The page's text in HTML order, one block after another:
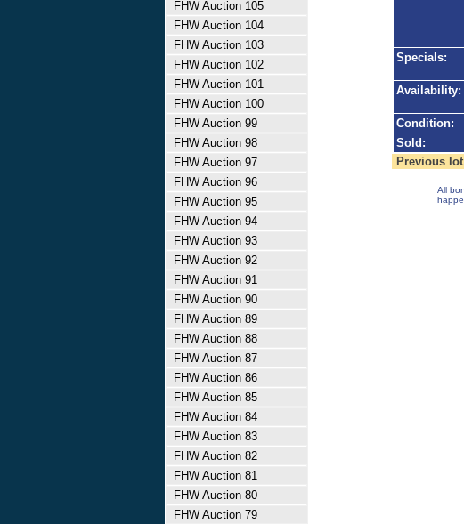
FHW Auction 105
FHW Auction 104
FHW Auction 103
FHW Auction 102
FHW Auction 101
FHW Auction 100
FHW Auction 99
FHW Auction 98
FHW Auction 97
FHW Auction 96
FHW Auction 95
FHW Auction 94
FHW Auction 93
FHW Auction 92
FHW Auction 91
FHW Auction 90
FHW Auction 89
FHW Auction 88
FHW Auction 87
FHW Auction 86
FHW Auction 85
FHW Auction 84
FHW Auction 83
FHW Auction 82
FHW Auction 81
FHW Auction 80
FHW Auction 79
Specials:
Availability:
Condition:
Sold:
Previous lot
All